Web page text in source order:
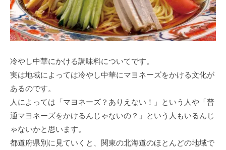
冷やし中華にかける調味料についてです。
実は地域によっては冷やし中華にマヨネーズをかける文化が
あるのです。
人によっては「マヨネーズ？ありえない！」という人や「普
通マヨネーズをかけるんじゃないの？」という人もいるんじ
ゃないかと思います。
都道府県別に見ていくと、関東の北海道のほとんどの地域で